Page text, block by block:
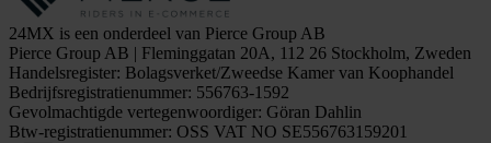
24MX is een onderdeel van Pierce Group AB
Pierce Group AB | Fleminggatan 20A, 112 26 Stockholm, Zweden
Handelsregister: Bolagsverket/Zweedse Kamer van Koophandel
Bedrijfsregistratienummer: 556763-1592
Gevolmachtigde vertegenwoordiger: Göran Dahlin
Btw-registratienummer: OSS VAT NO SE556763159201